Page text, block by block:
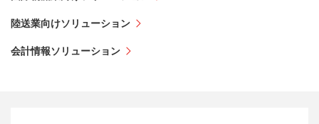
陸送業向けソリューション
会計情報ソリューション